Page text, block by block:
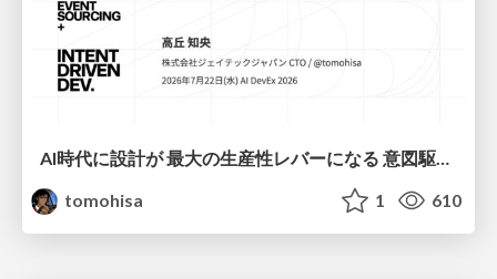
tomohisa
1 610